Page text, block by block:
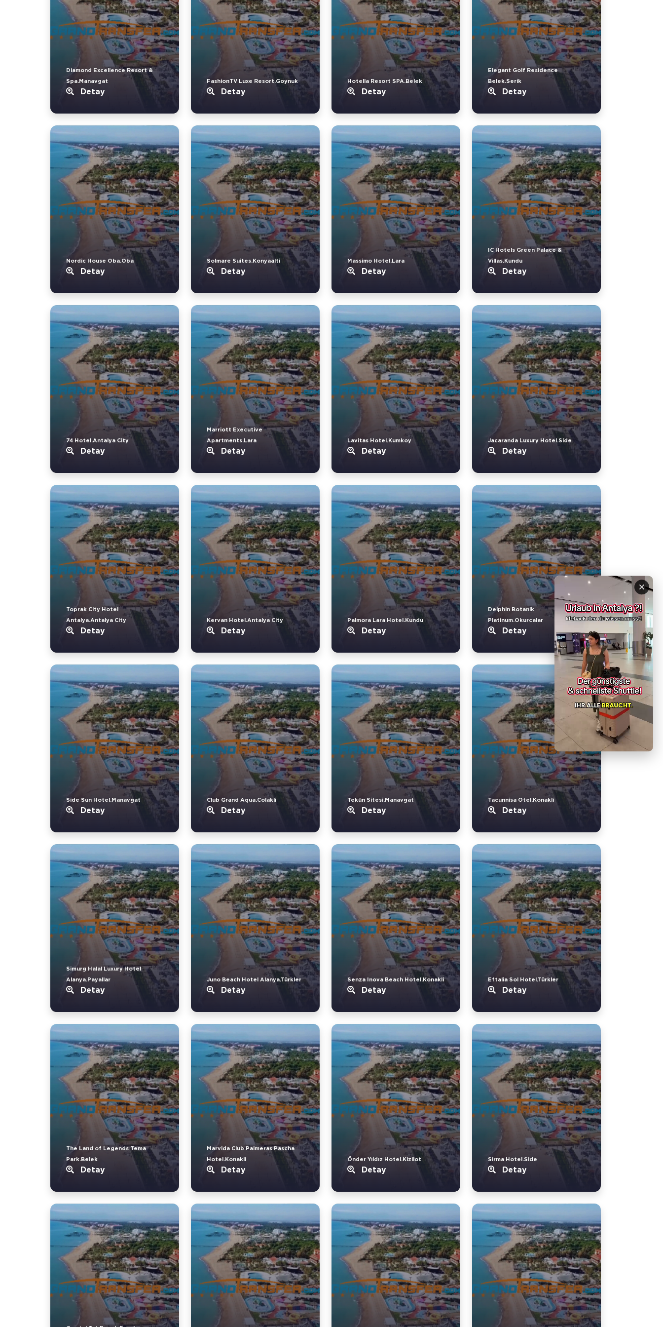
×
Diamond Excellence Resort &
Spa.Manavgat
Detay
FashionTV Luxe Resort.Goynuk
Detay
Hotella Resort SPA.Belek
Detay
Elegant Golf Residence
Belek.Serik
Detay
Nordic House Oba.Oba
Detay
Solmare Suites.Konyaalti
Detay
Massimo Hotel.Lara
Detay
IC Hotels Green Palace &
Villas.Kundu
Detay
74 Hotel.Antalya City
Detay
Marriott Executive
Apartments.Lara
Detay
Lavitas Hotel.Kumkoy
Detay
Jacaranda Luxury Hotel.Side
Detay
Toprak City Hotel
Antalya.Antalya City
Detay
Kervan Hotel.Antalya City
Detay
Palmora Lara Hotel.Kundu
Detay
Delphin Botanik
Platinum.Okurcalar
Detay
Side Sun Hotel.Manavgat
Detay
Club Grand Aqua.Colakli
Detay
Tekün Sitesi.Manavgat
Detay
Tacunnisa Otel.Konakli
Detay
Simurg Halal Luxury Hotel
Alanya.Payallar
Detay
Juno Beach Hotel Alanya.Türkler
Detay
Senza Inova Beach Hotel.Konakli
Detay
Eftalia Sol Hotel.Türkler
Detay
The Land of Legends Tema
Park.Belek
Detay
Marvida Club Palmeras Pascha
Hotel.Konakli
Detay
Önder Yıldız Hotel.Kizilot
Detay
Sirma Hotel.Side
Detay